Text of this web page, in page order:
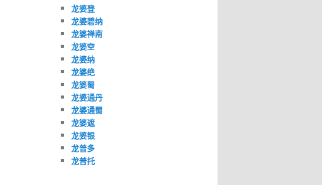
龙婆登
龙婆碧纳
龙婆禅南
龙婆空
龙婆纳
龙婆绝
龙婆蜀
龙婆通丹
龙婆通蜀
龙婆遮
龙婆银
龙普多
龙普托